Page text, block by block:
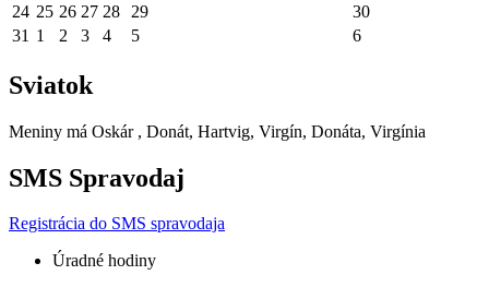
24 25 26 27 28 29
30
31 1 2 3 4 5 6
Sviatok
Meniny má Oskár , Donát, Hartvig, Virgín, Donáta, Virgínia
SMS Spravodaj
Registrácia do SMS spravodaja
Úradné hodiny